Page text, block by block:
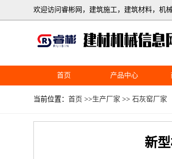
欢迎访问睿彬网，建筑施工，建筑材料，机
首页 产品中心
当前位置：首页 >>生产厂家 >>石灰窑厂家
新